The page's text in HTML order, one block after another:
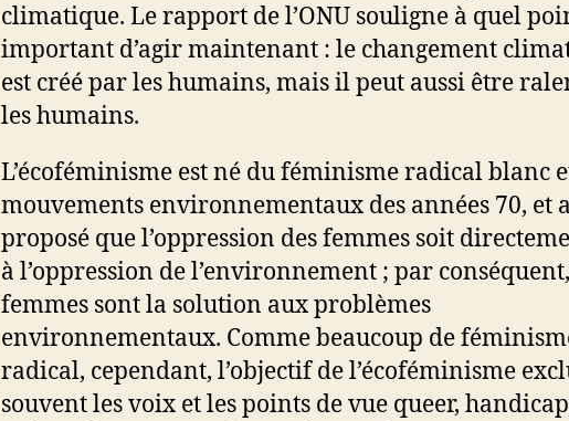
climatique. Le rapport de l’ONU souligne à quel
important d’agir maintenant : le changement
est créé par les humains, mais il peut aussi être
les humains.
L’écoféminisme est né du féminisme radical blanc
mouvements environnementaux des années 70, et
proposé que l’oppression des femmes soit
à l’oppression de l’environnement ; par
femmes sont la solution aux problèmes
environnementaux. Comme beaucoup de
radical, cependant, l’objectif de l’écoféminisme
souvent les voix et les points de vue queer,